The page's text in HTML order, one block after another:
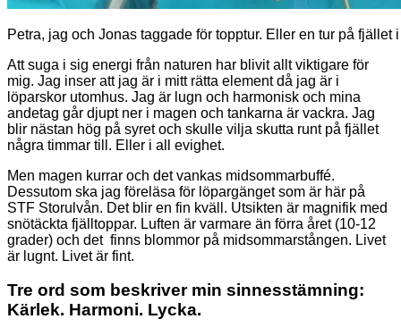
Petra, jag och Jonas taggade för topptur. Eller en tur på fjället
Att suga i sig energi från naturen har blivit allt viktigare för
mig. Jag inser att jag är i mitt rätta element då jag är i
löparskor utomhus. Jag är lugn och harmonisk och mina
andetag går djupt ner i magen och tankarna är vackra. Jag
blir nästan hög på syret och skulle vilja skutta runt på fjället
några timmar till. Eller i all evighet.
Men magen kurrar och det vankas midsommarbuffé.
Dessutom ska jag föreläsa för löpargänget som är här på
STF Storulvån. Det blir en fin kväll. Utsikten är magnifik med
snötäckta fjälltoppar. Luften är varmare än förra året (10-12
grader) och det finns blommor på midsommarstången. Livet
är lugnt. Livet är fint.
Tre ord som beskriver min sinnesstämning:
Kärlek. Harmoni. Lycka.